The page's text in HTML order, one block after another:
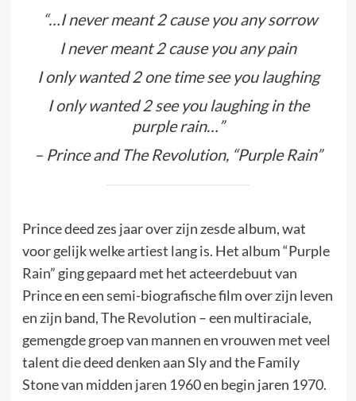
“…I never meant 2 cause you any sorrow
I never meant 2 cause you any pain
I only wanted 2 one time see you laughing
I only wanted 2 see you laughing in the
purple rain…”
– Prince and The Revolution, “Purple Rain”
Prince deed zes jaar over zijn zesde album, wat
voor gelijk welke artiest lang is. Het album “Purple
Rain” ging gepaard met het acteerdebuut van
Prince en een semi-biografische film over zijn leven
en zijn band, The Revolution – een multiraciale,
gemengde groep van mannen en vrouwen met veel
talent die deed denken aan Sly and the Family
Stone van midden jaren 1960 en begin jaren 1970.